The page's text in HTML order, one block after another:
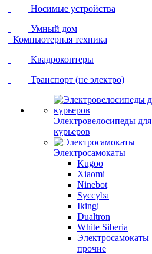
Носимые устройства
Умный дом
Компьютерная техника
Квадрокоптеры
Транспорт (не электро)
Электровелосипеды для
курьеров
Электросамокаты
Kugoo
Xiaomi
Ninebot
Syccyba
Ikingi
Dualtron
White Siberia
Электросамокаты
прочие